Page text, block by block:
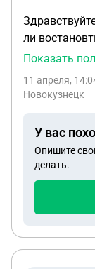
ли
моём
фактический
Показать
11 апреля,
Новокузнецк
У вас
Опишите
делать.